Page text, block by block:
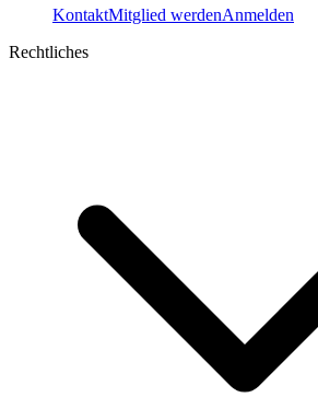
KontaktMitglied werdenAnmelden
Rechtliches